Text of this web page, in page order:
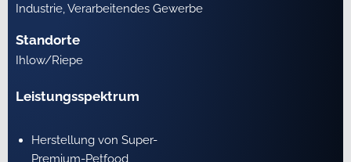
Industrie, Verarbeitendes Gewerbe
Standorte
Ihlow/Riepe
Leistungsspektrum
Herstellung von Super-
Premium-Petfood